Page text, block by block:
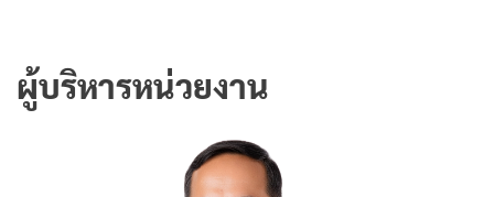
ผู้บริหารหน่วยงาน